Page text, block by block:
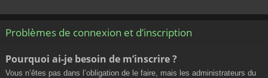
Problèmes de connexion et d’inscription
Pourquoi ai-je besoin de m’inscrire ?
Vous n’êtes pas dans l’obligation de le faire, mais les administrateurs du